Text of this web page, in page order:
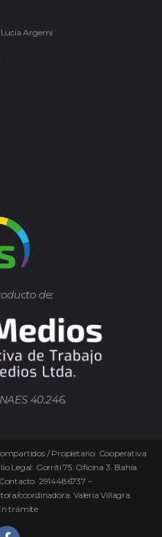
Argemi
de:
40.246.
/ Propietario: Cooperativa
Legal: Gorriti 75. Oficina 3. Bahía
2914486737 –
coordinadora: Valeria Villagra.
trámite